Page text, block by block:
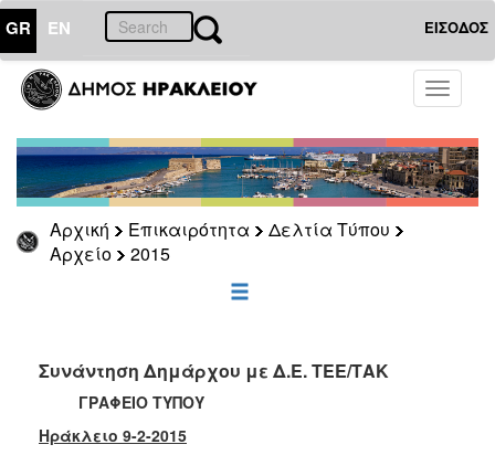
GR EN ΕΙΣΟΔΟΣ
Toggle
Αρχική Επικαιρότητα
Δελτία Τύπου
Αρχείο
2015
ΕΠΙΚΑΙΡΟΤΗΤΑ
Τύπου
Αρχείο
2026
2025
2021
2020
2019
Συνάντηση Δημάρχου με Δ.Ε. ΤΕΕ/ΤΑΚ
ΓΡΑΦΕΙΟ ΤΥΠΟΥ
Ηράκλειο 9-2-2015